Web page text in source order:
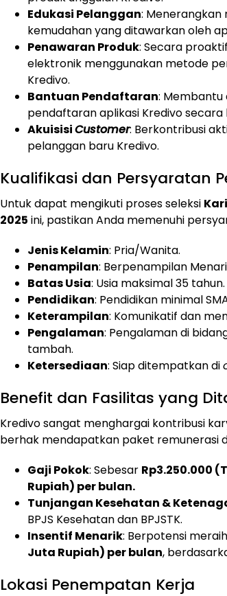
Edukasi Pelanggan: Menerangkan
kemudahan yang ditawarkan oleh
Penawaran Produk: Secara
elektronik menggunakan metode
Kredivo.
Bantuan Pendaftaran: Membantu
pendaftaran aplikasi Kredivo
AkuisisiCustomer: Berkontribusi
pelanggan baru Kredivo.
Kualifikasi dan Persyaratan
Untuk dapat mengikuti proses seleksi
2025 ini, pastikan Anda memenuhi
Jenis Kelamin: Pria/Wanita.
Penampilan: Berpenampilan
Batas Usia: Usia maksimal 35 tahun.
Pendidikan: Pendidikan minimal
Keterampilan: Komunikatif dan
Pengalaman: Pengalaman di
tambah.
Ketersediaan: Siap ditempatkan di
Benefit dan Fasilitas yang
Kredivo sangat menghargai kontribusi
berhak mendapatkan paket remunerasi
Gaji Pokok: Sebesar Rp3.250.000
Rupiah) per bulan.
Tunjangan Kesehatan &
BPJS Kesehatan dan BPJSTK.
Insentif Menarik: Berpotensi
Juta Rupiah) per bulan,
Lokasi Penempatan Kerja